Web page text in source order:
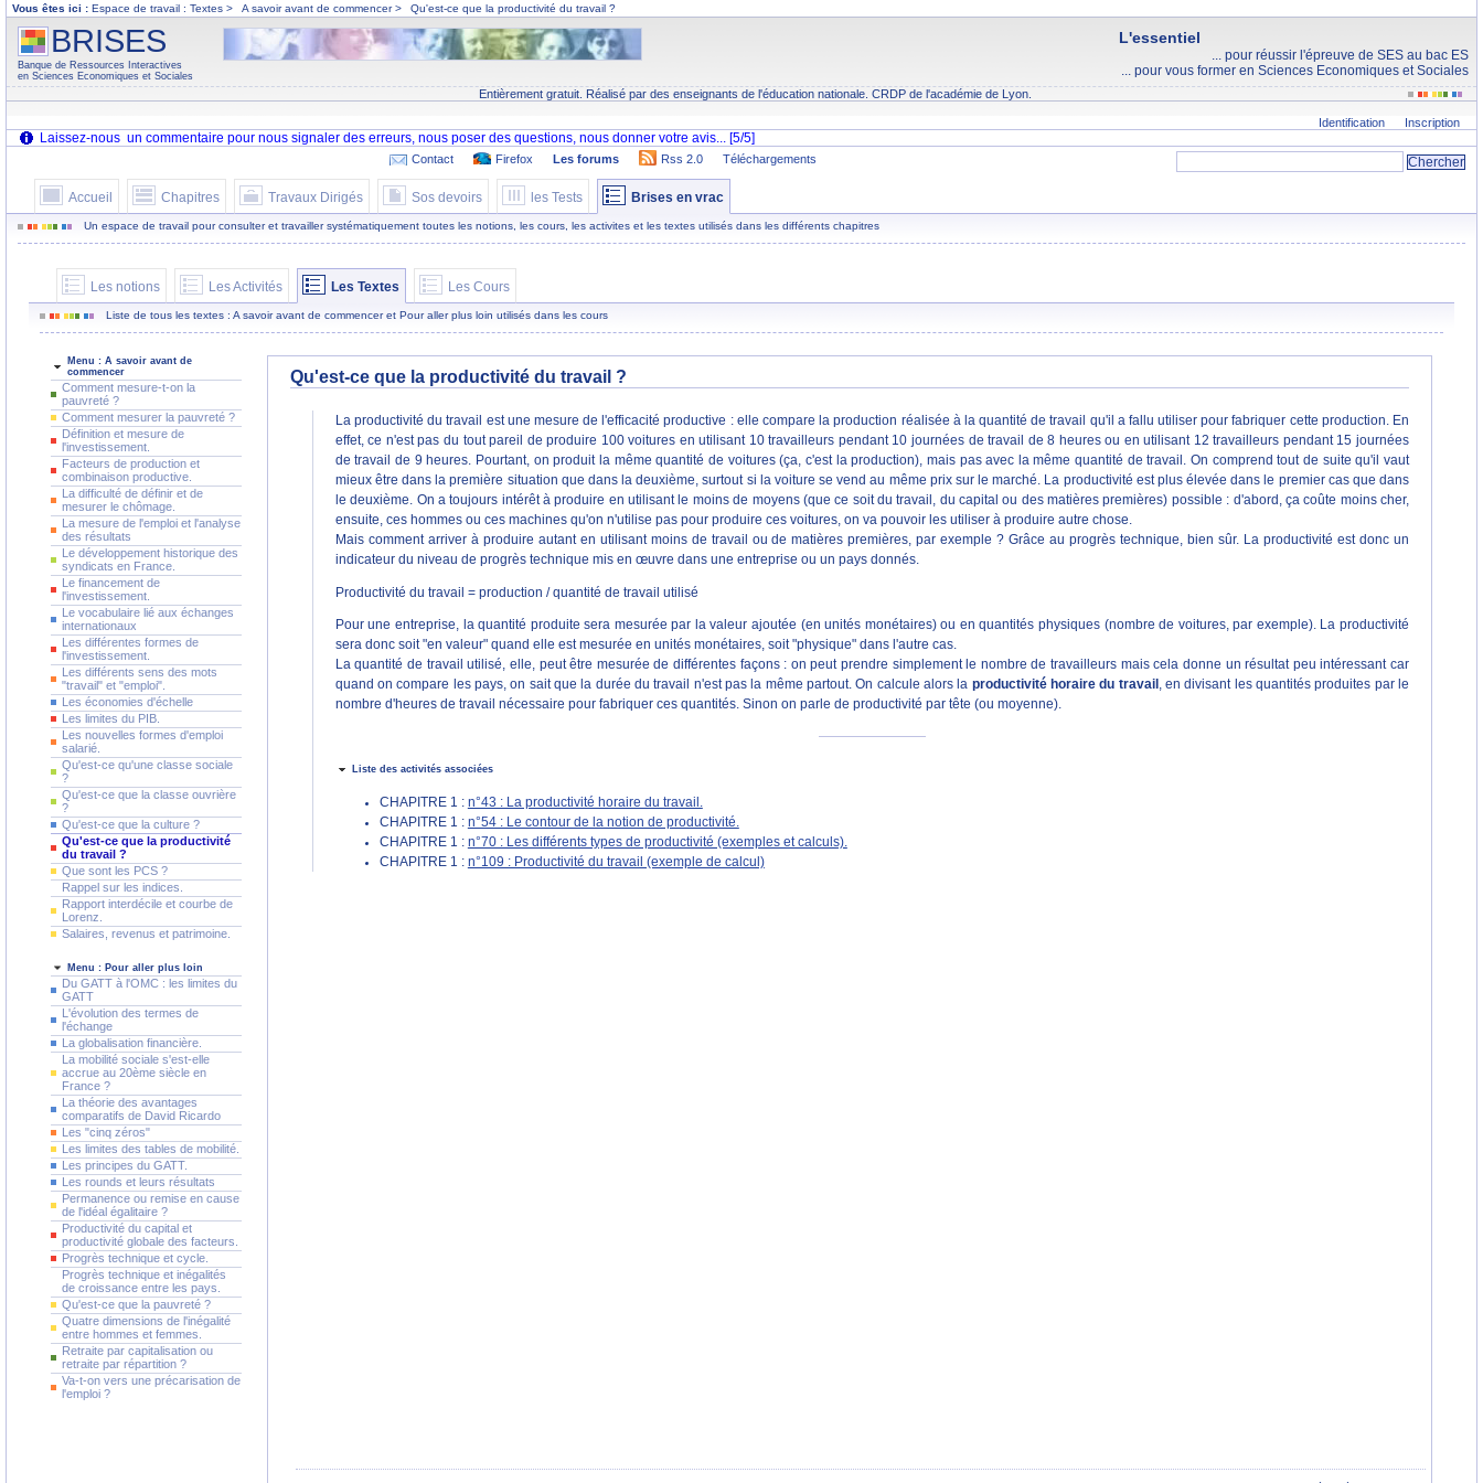
Vous êtes ici : Espace de travail : Textes > A savoir avant de commencer > Qu'est-ce que la productivité du travail ?
L'essentiel
... pour réussir l'épreuve de SES au bac ES
... pour vous former en Sciences Economiques et Sociales
BRISES
Banque de Ressources Interactives
en Sciences Economiques et Sociales
Entièrement gratuit. Réalisé par des enseignants de l'éducation nationale. CRDP de l'académie de Lyon.
Identification Inscription
Contact Firefox Les forums Rss 2.0 Téléchargements
Accueil Chapitres Travaux Dirigés Sos devoirs les Tests Brises en vrac
Un espace de travail pour consulter et travailler systématiquement toutes les notions, les cours, les activites et les textes utilisés dans les différents chapitres
Les notions Les Activités Les Textes Les Cours
Liste de tous les textes : A savoir avant de commencer et Pour aller plus loin utilisés dans les cours
Menu : A savoir avant de
commencer
Comment mesure-t-on la
pauvreté ?
Comment mesurer la pauvreté ?
Définition et mesure de
l'investissement.
Facteurs de production et
combinaison productive.
La difficulté de définir et de
mesurer le chômage.
La mesure de l'emploi et l'analyse
des résultats
Le développement historique des
syndicats en France.
Le financement de
l'investissement.
Le vocabulaire lié aux échanges
internationaux
Les différentes formes de
l'investissement.
Les différents sens des mots
"travail" et "emploi".
Les économies d'échelle
Les limites du PIB.
Les nouvelles formes d'emploi
salarié.
Qu'est-ce qu'une classe sociale
?
Qu'est-ce que la classe ouvrière
?
Qu'est-ce que la culture ?
Qu'est-ce que la productivité
du travail ?
Que sont les PCS ?
Rappel sur les indices.
Rapport interdécile et courbe de
Lorenz.
Salaires, revenus et patrimoine.
Menu : Pour aller plus loin
Du GATT à l'OMC : les limites du
GATT
L'évolution des termes de
l'échange
La globalisation financière.
La mobilité sociale s'est-elle
accrue au 20ème siècle en
France ?
La théorie des avantages
comparatifs de David Ricardo
Les "cinq zéros"
Les limites des tables de mobilité.
Les principes du GATT.
Les rounds et leurs résultats
Permanence ou remise en cause
de l'idéal égalitaire ?
Productivité du capital et
productivité globale des facteurs.
Progrès technique et cycle.
Progrès technique et inégalités
de croissance entre les pays.
Qu'est-ce que la pauvreté ?
Quatre dimensions de l'inégalité
entre hommes et femmes.
Retraite par capitalisation ou
retraite par répartition ?
Va-t-on vers une précarisation de
l'emploi ?
Qu'est-ce que la productivité du travail ?
La productivité du travail est une mesure de l'efficacité productive : elle compare la production réalisée à la quantité de travail qu'il a fallu utiliser pour fabriquer cette production. En
effet, ce n'est pas du tout pareil de produire 100 voitures en utilisant 10 travailleurs pendant 10 journées de travail de 8 heures ou en utilisant 12 travailleurs pendant 15 journées
de travail de 9 heures. Pourtant, on produit la même quantité de voitures (ça, c'est la production), mais pas avec la même quantité de travail. On comprend tout de suite qu'il vaut
mieux être dans la première situation que dans la deuxième, surtout si la voiture se vend au même prix sur le marché. La productivité est plus élevée dans le premier cas que dans
le deuxième. On a toujours intérêt à produire en utilisant le moins de moyens (que ce soit du travail, du capital ou des matières premières) possible : d'abord, ça coûte moins cher,
ensuite, ces hommes ou ces machines qu'on n'utilise pas pour produire ces voitures, on va pouvoir les utiliser à produire autre chose.
Mais comment arriver à produire autant en utilisant moins de travail ou de matières premières, par exemple ? Grâce au progrès technique, bien sûr. La productivité est donc un
indicateur du niveau de progrès technique mis en œuvre dans une entreprise ou un pays donnés.
Productivité du travail = production / quantité de travail utilisé
Pour une entreprise, la quantité produite sera mesurée par la valeur ajoutée (en unités monétaires) ou en quantités physiques (nombre de voitures, par exemple). La productivité
sera donc soit "en valeur" quand elle est mesurée en unités monétaires, soit "physique" dans l'autre cas.
La quantité de travail utilisé, elle, peut être mesurée de différentes façons : on peut prendre simplement le nombre de travailleurs mais cela donne un résultat peu intéressant car
quand on compare les pays, on sait que la durée du travail n'est pas la même partout. On calcule alors la productivité horaire du travail
, en divisant les quantités produites par le
nombre d'heures de travail nécessaire pour fabriquer ces quantités. Sinon on parle de productivité par tête (ou moyenne).
Liste des activités associées
CHAPITRE 1 : n°43 : La productivité horaire du travail.
CHAPITRE 1 : n°54 : Le contour de la notion de productivité.
CHAPITRE 1 : n°70 : Les différents types de productivité (exemples et calculs).
CHAPITRE 1 : n°109 : Productivité du travail (exemple de calcul)